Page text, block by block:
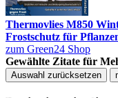
Thermovlies M850
Frostschutz für
zum Green24 Shop
Gewählte Zitate für
Auswahl zurücksetzen